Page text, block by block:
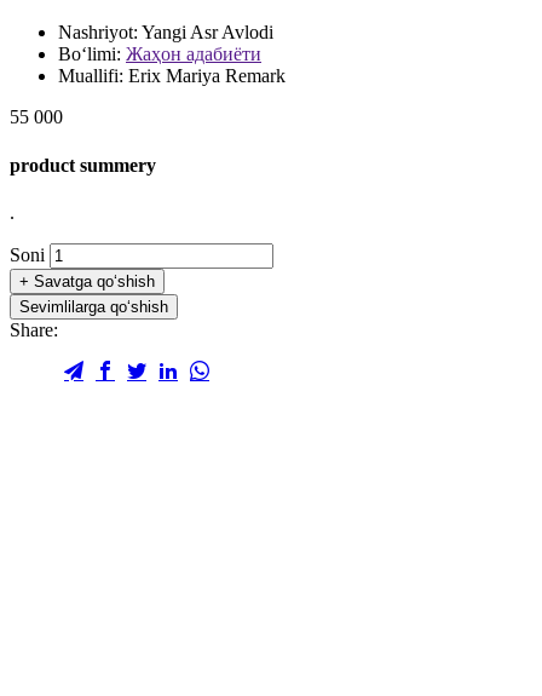
Nashriyot: Yangi Asr Avlodi
Bo‘limi: Жаҳон адабиёти
Muallifi: Erix Mariya Remark
55 000
product summery
.
Soni
+ Savatga qo‘shish
Sevimlilarga qo‘shish
Share: